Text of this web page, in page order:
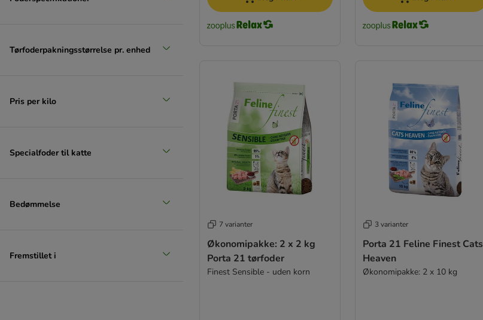
★ Rosie's Farm
SPECIFIC Veterinary Diet
Trovet
★ Wild Freedom
Ziwi Peak
Tørfoderpakningsstørrelse pr. enhed
Pris per kilo
Specialfoder til katte
Bedømmelse
Fremstillet i
7 varianter
Økonomipakke: 2 x 2 kg
Porta 21 tørfoder
Finest Sensible - uden korn
3 varianter
Porta 21 Feline Finest Cats
Heaven
Økonomipakke: 2 x 10 kg